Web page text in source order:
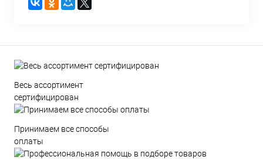
Весь ассортимент
сертифицирован
Принимаем все способы
оплаты